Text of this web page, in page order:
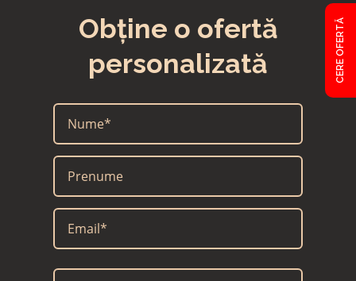
CERE OFERTĂ
Obține o ofertă
personalizată